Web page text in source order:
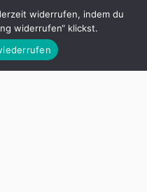
Chakren-
Selten ist die
fühlen sich viele
widerrufen, indem du
widerrufen“ klickst.